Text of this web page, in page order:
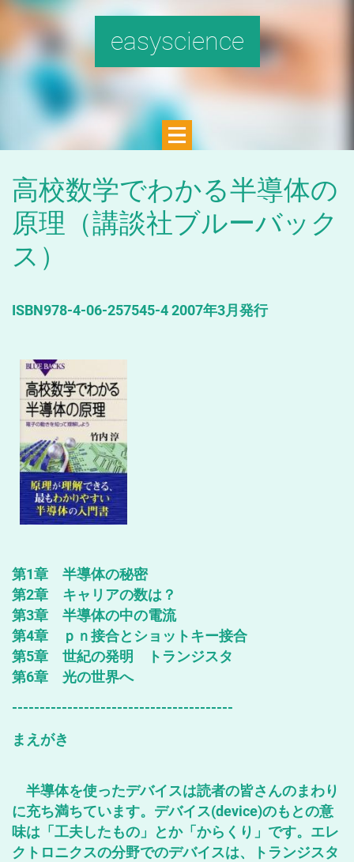
easyscience
高校数学でわかる半導体の
原理（講談社ブルーバック
ス）
ISBN978-4-06-257545-4 2007年3月発行
第1章 半導体の秘密
第2章 キャリアの数は？
第3章 半導体の中の電流
第4章 ｐｎ接合とショットキー接合
第5章 世紀の発明 トランジスタ
第6章 光の世界へ
----------------------------------------
まえがき
半導体を使ったデバイスは読者の皆さんのまわり
に充ち満ちています。デバイス(device)のもとの意
味は「工夫したもの」とか「からくり」です。エレ
クトロニクスの分野でのデバイスは、トランジスタ